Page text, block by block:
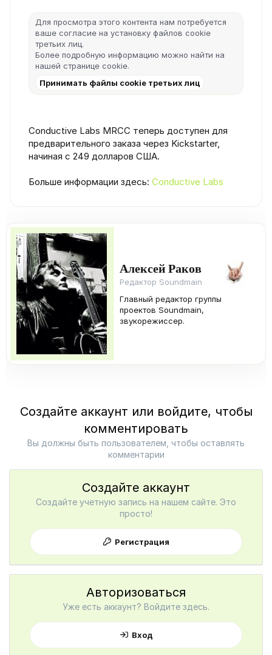
Для просмотра этого контента нам потребуется
ваше согласие на установку файлов cookie
третьих лиц.
Более подробную информацию можно найти на
нашей странице cookie.
Принимать файлы cookie третьих лиц
Conductive Labs MRCC теперь доступен для
предварительного заказа через Kickstarter,
начиная с 249 долларов США.
Больше информации здесь: Conductive Labs
Алексей Раков
Редактор Soundmain
Главный редактор группы
проектов Soundmain,
звукорежиссер.
Создайте аккаунт или войдите, чтобы
комментировать
Вы должны быть пользователем, чтобы оставлять
комментарии
Создайте аккаунт
Создайте учетную запись на нашем сайте. Это
просто!
Регистрация
Авторизоваться
Уже есть аккаунт? Войдите здесь.
Вход